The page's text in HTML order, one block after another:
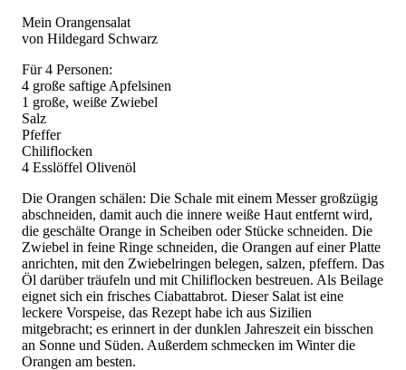
Mein Orangensalat
von Hildegard Schwarz
Für 4 Personen:
4 große saftige Apfelsinen
1 große, weiße Zwiebel
Salz
Pfeffer
Chiliflocken
4 Esslöffel Olivenöl
Die Orangen schälen: Die Schale mit einem Messer großzügig
abschneiden, damit auch die innere weiße Haut entfernt wird,
die geschälte Orange in Scheiben oder Stücke schneiden. Die
Zwiebel in feine Ringe schneiden, die Orangen auf einer Platte
anrichten, mit den Zwiebelringen belegen, salzen, pfeffern. Das
Öl darüber träufeln und mit Chiliflocken bestreuen. Als Beilage
eignet sich ein frisches Ciabattabrot. Dieser Salat ist eine
leckere Vorspeise, das Rezept habe ich aus Sizilien
mitgebracht; es erinnert in der dunklen Jahreszeit ein bisschen
an Sonne und Süden. Außerdem schmecken im Winter die
Orangen am besten.